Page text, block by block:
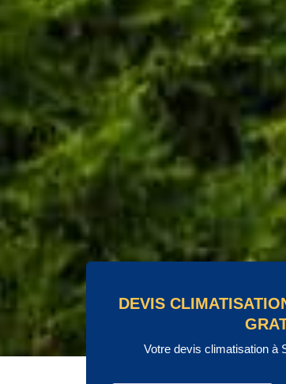
DEVIS
Votre devis climatisation à